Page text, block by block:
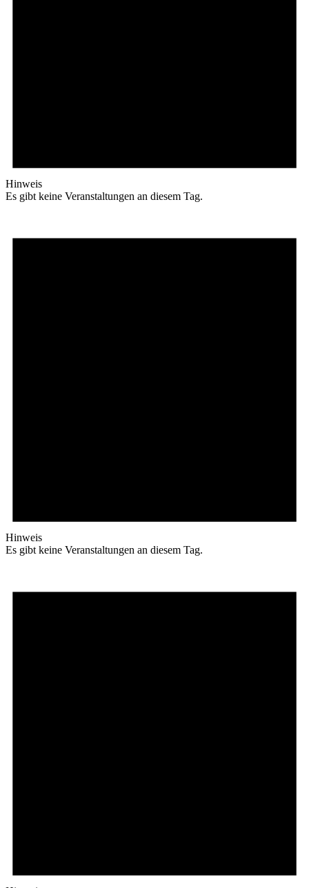
Hinweis
Es gibt keine Veranstaltungen an diesem Tag.
Hinweis
Es gibt keine Veranstaltungen an diesem Tag.